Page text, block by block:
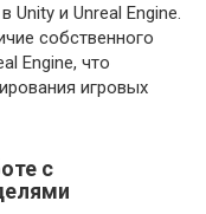
Unity и Unreal Engine.
собственного
Engine, что
игровых
с